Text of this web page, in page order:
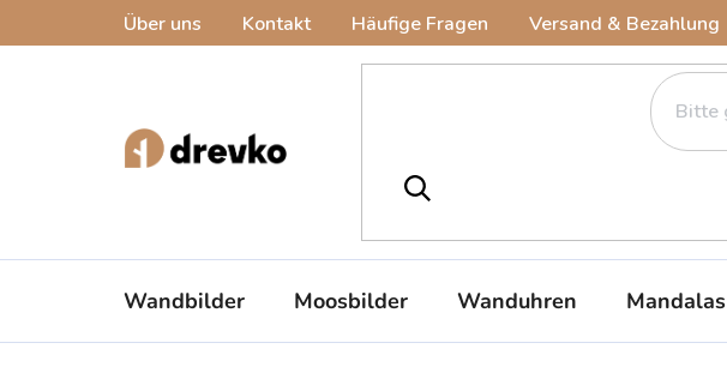
Über uns Kontakt Häufige Fragen Versand & Bezahlung
Wandbilder Moosbilder Wanduhren Mandalas